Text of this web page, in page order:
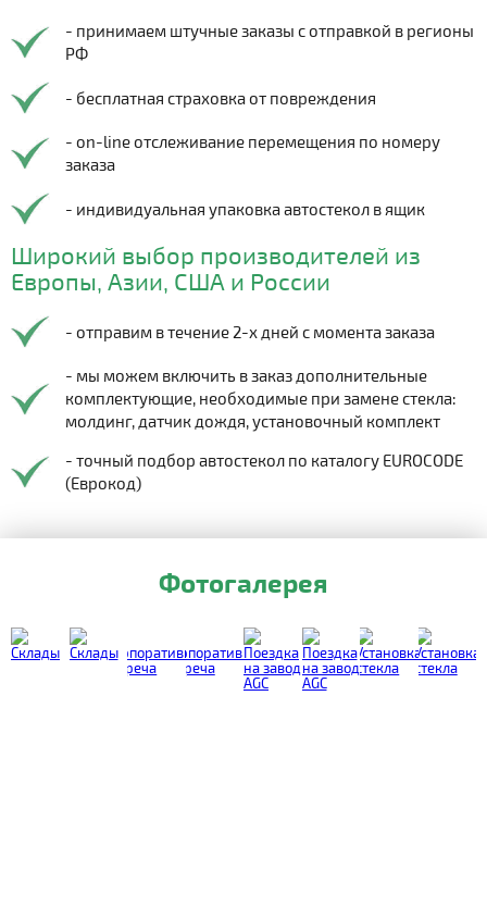
- принимаем штучные заказы с отправкой в регионы
РФ
- бесплатная страховка от повреждения
- on-line отслеживание перемещения по номеру
заказа
- индивидуальная упаковка автостекол в ящик
Широкий выбор производителей из
Европы, Азии, США и России
- отправим в течение 2-х дней с момента заказа
- мы можем включить в заказ дополнительные
комплектующие, необходимые при замене стекла:
молдинг, датчик дождя, установочный комплект
- точный подбор автостекол по каталогу EUROCODE
(Еврокод)
Фотогалерея